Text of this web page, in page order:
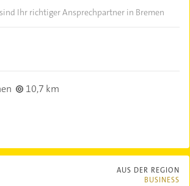
Ihr richtiger Ansprechpartner in Bremen
10,7 km
AUS DER REGION
BUSINESS